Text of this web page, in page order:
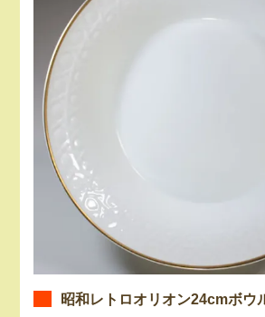
昭和レトロオリオン24cmボウ